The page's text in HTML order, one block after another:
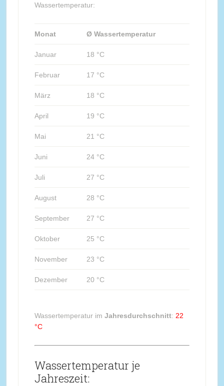
Wassertemperatur:
Monat Ø Wassertemperatur
Januar 18 °C
Februar 17 °C
März 18 °C
April 19 °C
Mai 21 °C
Juni 24 °C
Juli 27 °C
August 28 °C
September 27 °C
Oktober 25 °C
November 23 °C
Dezember 20 °C
Wassertemperatur im Jahresdurchschnitt: 22
°C
Wassertemperatur je
Jahreszeit: